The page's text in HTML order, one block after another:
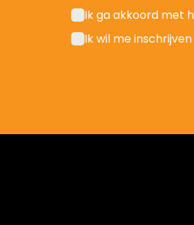
Ik ga akkoord met
Ik wil me